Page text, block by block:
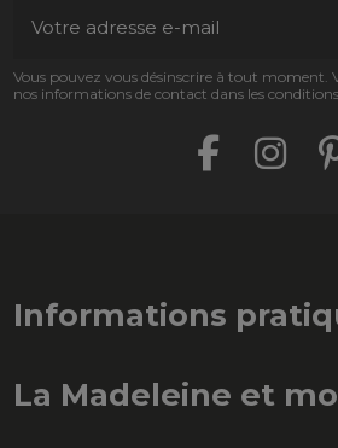
Vous pouvez vous désinscrire à tout moment.
nos informations de contact dans les
Informations
La Madeleine et